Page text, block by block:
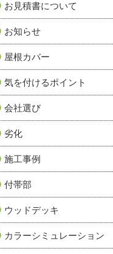
お見積書について
お知らせ
屋根カバー
気を付けるポイント
会社選び
劣化
施工事例
付帯部
ウッドデッキ
カラーシミュレーション